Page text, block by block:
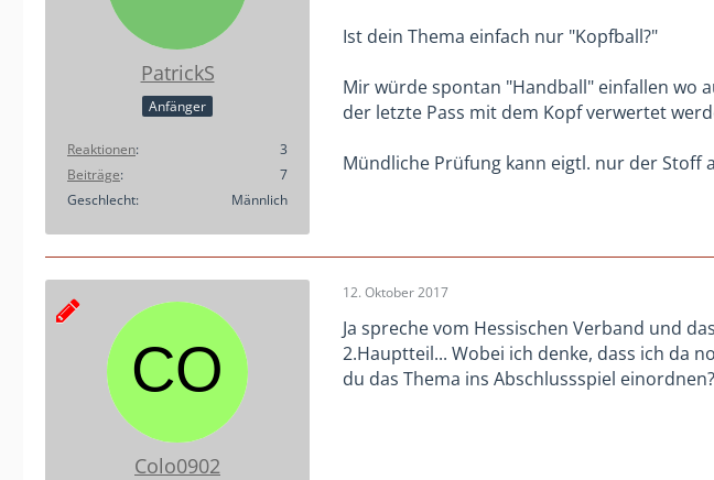
PatrickS
Anfänger
Reaktionen
3
Beiträge
7
Geschlecht
Männlich
Ist dein Thema einfach nur "Kopfball?"
Mir würde spontan "Handball" einfallen wo
der letzte Pass mit dem Kopf verwertet
Mündliche Prüfung kann eigtl. nur der Stoff
Colo0902
12. Oktober 2017
Ja spreche vom Hessischen Verband und
2.Hauptteil... Wobei ich denke, dass ich da
du das Thema ins Abschlussspiel einordnen?